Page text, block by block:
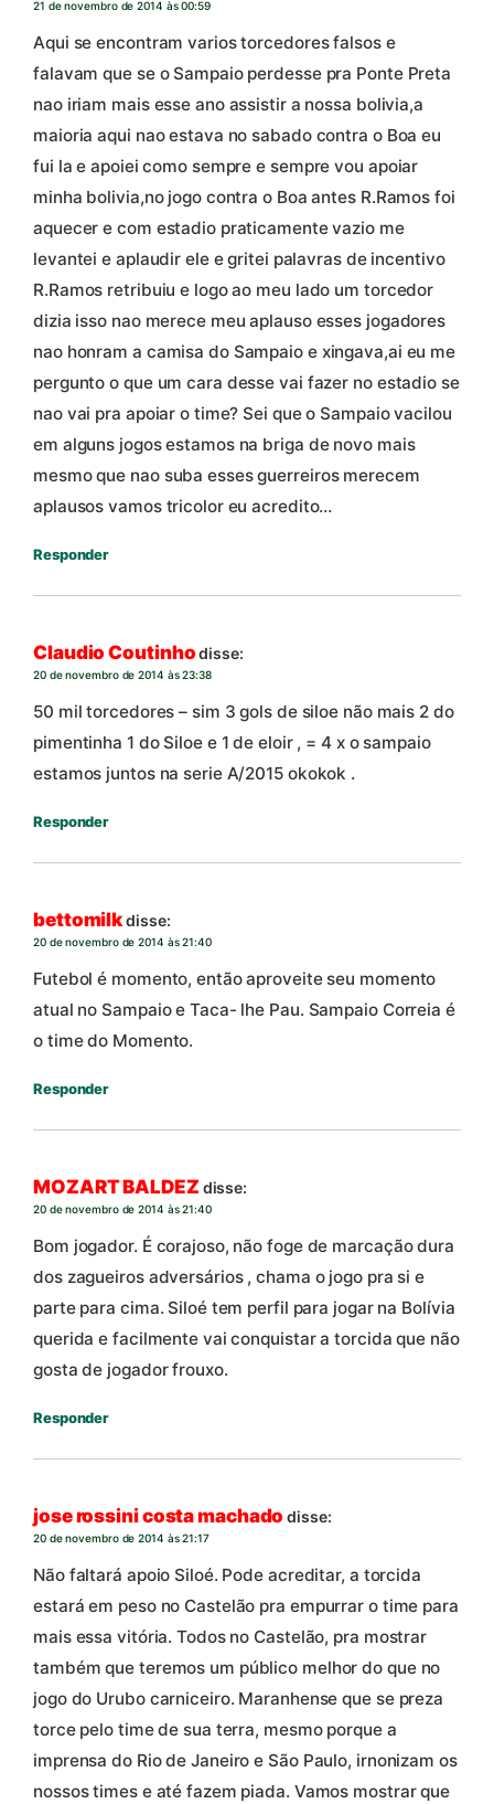
21 de novembro de 2014 às 00:59
Aqui se encontram varios torcedores falsos e
falavam que se o Sampaio perdesse pra Ponte Preta
nao iriam mais esse ano assistir a nossa bolivia,a
maioria aqui nao estava no sabado contra o Boa eu
fui la e apoiei como sempre e sempre vou apoiar
minha bolivia,no jogo contra o Boa antes R.Ramos foi
aquecer e com estadio praticamente vazio me
levantei e aplaudir ele e gritei palavras de incentivo
R.Ramos retribuiu e logo ao meu lado um torcedor
dizia isso nao merece meu aplauso esses jogadores
nao honram a camisa do Sampaio e xingava,ai eu me
pergunto o que um cara desse vai fazer no estadio se
nao vai pra apoiar o time? Sei que o Sampaio vacilou
em alguns jogos estamos na briga de novo mais
mesmo que nao suba esses guerreiros merecem
aplausos vamos tricolor eu acredito…
Responder
Claudio Coutinhodisse:
20 de novembro de 2014 às 23:38
50 mil torcedores – sim 3 gols de siloe não mais 2 do
pimentinha 1 do Siloe e 1 de eloir , = 4 x o sampaio
estamos juntos na serie A/2015 okokok .
Responder
bettomilkdisse:
20 de novembro de 2014 às 21:40
Futebol é momento, então aproveite seu momento
atual no Sampaio e Taca- lhe Pau. Sampaio Correia é
o time do Momento.
Responder
MOZART BALDEZ disse:
20 de novembro de 2014 às 21:40
Bom jogador. É corajoso, não foge de marcação dura
dos zagueiros adversários , chama o jogo pra si e
parte para cima. Siloé tem perfil para jogar na Bolívia
querida e facilmente vai conquistar a torcida que não
gosta de jogador frouxo.
Responder
jose rossini costa machado disse:
20 de novembro de 2014 às 21:17
Não faltará apoio Siloé. Pode acreditar, a torcida
estará em peso no Castelão pra empurrar o time para
mais essa vitória. Todos no Castelão, pra mostrar
também que teremos um público melhor do que no
jogo do Urubo carniceiro. Maranhense que se preza
torce pelo time de sua terra, mesmo porque a
imprensa do Rio de Janeiro e São Paulo, irnonizam os
nossos times e até fazem piada. Vamos mostrar que